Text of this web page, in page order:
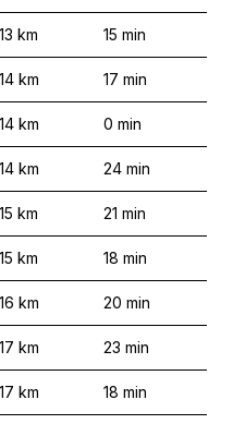
13 km 15 min
14 km 17 min
14 km 0 min
14 km 24 min
15 km 21 min
15 km 18 min
16 km 20 min
17 km 23 min
17 km 18 min